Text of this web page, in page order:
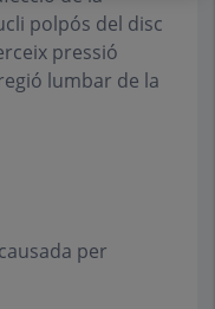
polpós del disc
pressió
lumbar de la
per